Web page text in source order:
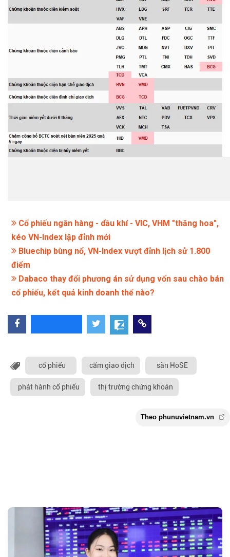
Cổ phiếu ngân hàng - dầu khí - VIC, VHM "thăng hoa",
kéo VN-Index lập đỉnh mới
Bluechip bùng nổ, VN-Index vượt đỉnh lịch sử 1.800
điểm
Dabaco thay đổi phương án sử dụng vốn sau chào bán
cổ phiếu, kết quả kinh doanh thế nào?
cổ phiếu cấm giao dịch sàn HoSE
phát hành cổ phiếu thị trường chứng khoán